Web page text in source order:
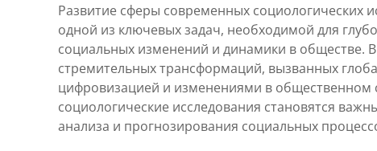
Развитие сферы современных социологических
одной из ключевых задач, необходимой для
социальных изменений и динамики в обществе. В
стремительных трансформаций, вызванных
цифровизацией и изменениями в общественном
социологические исследования становятся
анализа и прогнозирования социальных